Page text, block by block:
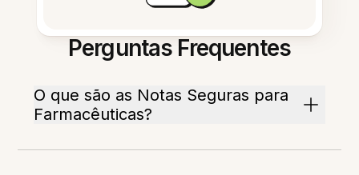
Perguntas Frequentes
O que são as Notas Seguras para
Farmacêuticas?